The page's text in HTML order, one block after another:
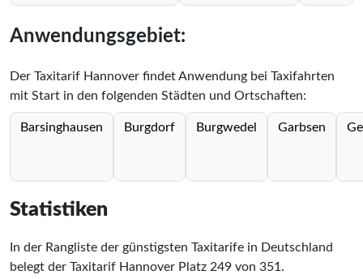
Anwendungsgebiet:
Der Taxitarif Hannover findet Anwendung bei Taxifahrten
mit Start in den folgenden Städten und Ortschaften:
Barsinghausen Burgdorf Burgwedel Garbsen
Statistiken
In der Rangliste der günstigsten Taxitarife in Deutschland
belegt der Taxitarif Hannover Platz 249 von 351.